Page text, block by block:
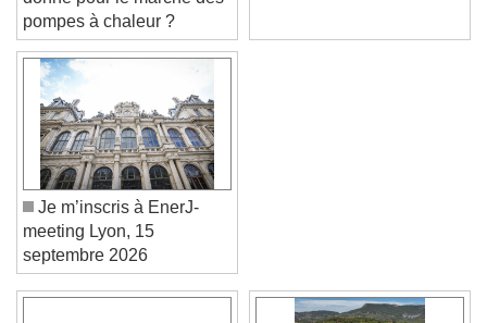
donne pour le marché des
pompes à chaleur ?
Je m’inscris à EnerJ-
meeting Lyon, 15
septembre 2026